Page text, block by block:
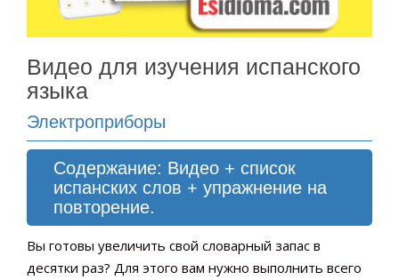
Видео для изучения испанского
языка
Электроприборы
Содержание: Видео + список
испанских слов + упражнение на
повторение.
Вы готовы увеличить свой словарный запас в
десятки раз? Для этого вам нужно выполнить всего